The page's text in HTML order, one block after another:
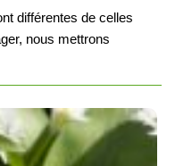
différentes de celles
nous mettrons